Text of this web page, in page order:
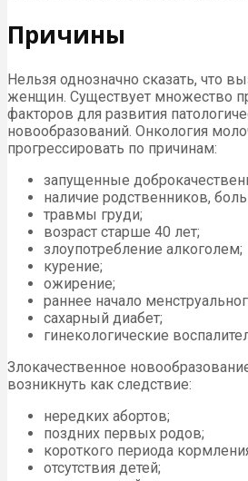
Причины
Нельзя однозначно сказать, что
женщин. Существует множество
факторов для развития
новообразований. Онкология
прогрессировать по причинам:
запущенные
наличие родственников,
травмы груди;
возраст старше 40 лет;
злоупотребление алкоголем;
курение;
ожирение;
раннее начало
сахарный диабет;
гинекологические
Злокачественное
возникнуть как следствие:
нередких абортов;
поздних первых родов;
короткого периода
отсутствия детей;